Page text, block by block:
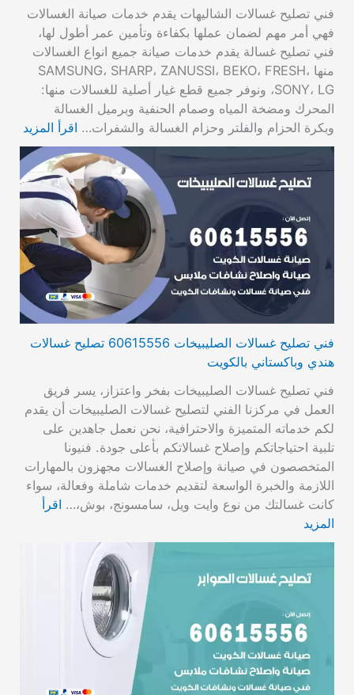
فني تصليح غسالات الشاليهات يقدم خدمات صيانة الغسالات
فهي أمر مهم لضمان عملها بكفاءة وتأمين عمر أطول لها،
فني تصليح غسالة يقدم خدمات صيانة جميع انواع الغسالات
منها SAMSUNG، SHARP، ZANUSSI، BEKO، FRESH،
SONY، LG، ونوفر جميع قطع غيار أصلية للغسالات منها:
المحرك ومضخة المياه وصمام الحنفية وبرميل الغسالة
وبكرة الحزام والفلتر وحزام الغسالة والشفرات… اقرأ المزيد
فني تصليح غسالات الصليبيخات 60615556 تصليح غسالات
هندي وباكستاني بالكويت
فني تصليح غسالات الصليبيخات بفخر واعتزاز، يسر فريق
العمل في مركزنا الفني لتصليح غسالات الصليبيخات أن يقدم
لكم خدماته المتميزة والاحترافية، نحن نعمل جاهدين على
تلبية احتياجاتكم وإصلاح غسالاتكم بأعلى جودة. فنيونا
المتخصصون في صيانة وإصلاح الغسالات مجهزون بالمهارات
اللازمة والخبرة الواسعة لتقديم خدمات شاملة وفعالة، سواء
كانت غسالتك من نوع وايت ويل، سامسونج، بوش،… اقرأ
المزيد